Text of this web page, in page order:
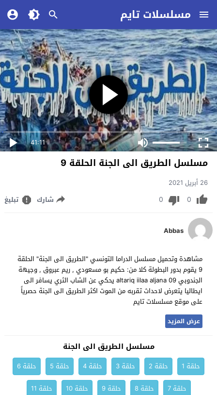
مسلسلات تايم
41:11
مسلسل الطريق الى الجنة الحلقة 9
26 أبريل 2021
0
0 شارك تبليغ
Abbas
مشاهدة وتحميل مسلسل الدراما التونسي "الطريق الى الجنة" الحلقة
9 يقوم بدور البطولة كلا من: حكيم بو مسعودي , ريم عبروق , وجيهة
الجندوبي altariq iilaa aljana 09 يحكي عن الشاب الثري يسافر الى
ايطاليا يتعرض لاحداث تقربه من الموت اكثر الطريق الى الجنة حصرياً
على موقع مسلسلات تايم
عرض المزيد
مسلسل الطريق الى الجنة
حلقة 1 حلقة 2 حلقة 3 حلقة 4 حلقة 5
حلقة 6
حلقة 7
حلقة 8 حلقة 9 حلقة 10
حلقة 11